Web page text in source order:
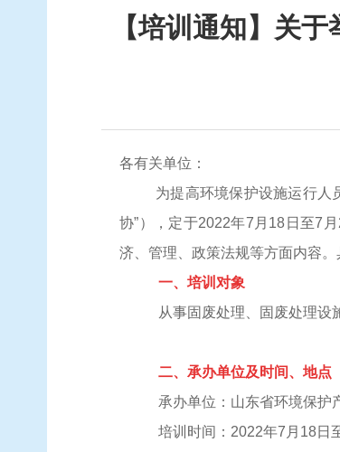
【培训通知】关
各有关单位：
为提高环境保护设施运行人
协”），定于2022年7 月 18 日至7 月
济、管理、政策法规等方面内容。
一、培训对象
从事固废处理、固废处理设
二、承办单位及时间、地点
承办单位： 山东省环境保护
培训时间：2022年7月18日